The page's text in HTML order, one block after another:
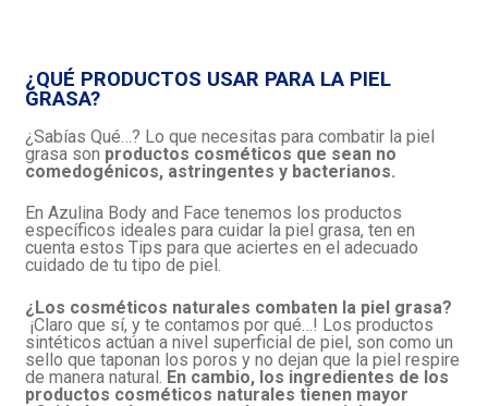
¿QUÉ PRODUCTOS USAR PARA LA PIEL
GRASA?
¿Sabías Qué…? Lo que necesitas para combatir la piel
grasa son productos cosméticos que sean no
comedogénicos, astringentes y bacterianos.
En Azulina Body and Face tenemos los productos
específicos ideales para cuidar la piel grasa, ten en
cuenta estos Tips para que aciertes en el adecuado
cuidado de tu tipo de piel.
¿Los cosméticos naturales combaten la piel grasa?
¡Claro que sí, y te contamos por qué…! Los productos
sintéticos actúan a nivel superficial de piel, son como un
sello que taponan los poros y no dejan que la piel respire
de manera natural. En cambio, los ingredientes de los
productos cosméticos naturales tienen mayor